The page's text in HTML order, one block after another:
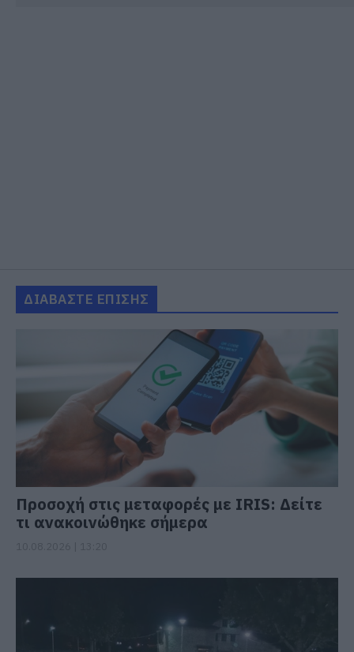
ΔΙΑΒΑΣΤΕ ΕΠΙΣΗΣ
Προσοχή στις μεταφορές με IRIS: Δείτε
τι ανακοινώθηκε σήμερα